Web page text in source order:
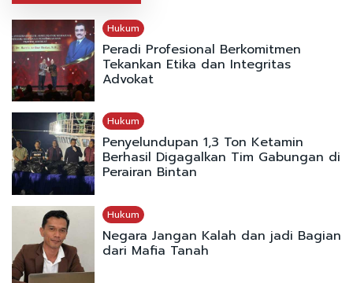
Hukum
Peradi Profesional Berkomitmen
Tekankan Etika dan Integritas
Advokat
Hukum
Penyelundupan 1,3 Ton Ketamin
Berhasil Digagalkan Tim Gabungan di
Perairan Bintan
Hukum
Negara Jangan Kalah dan jadi Bagian
dari Mafia Tanah